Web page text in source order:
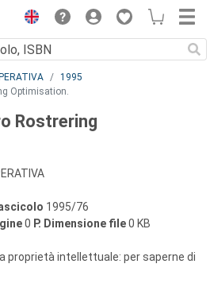
1995
Optimisation.
Rostrering
1995/76
0 P. Dimensione file0 KB
proprietà intellettuale: per saperne di